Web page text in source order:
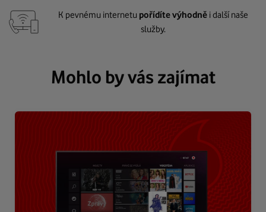
K pevnému internetu pořídíte výhodně i další naše
služby.
Mohlo by vás zajímat